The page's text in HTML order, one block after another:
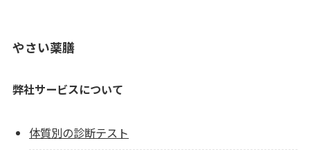
やさい薬膳
弊社サービスについて
体質別の診断テスト